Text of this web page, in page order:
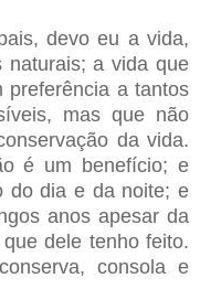
devo eu a vida,
a vida que
preferência a tantos
mas que não
da vida.
é um benefício; e
do dia e da noite; e
anos apesar da
dele tenho feito.
consola e